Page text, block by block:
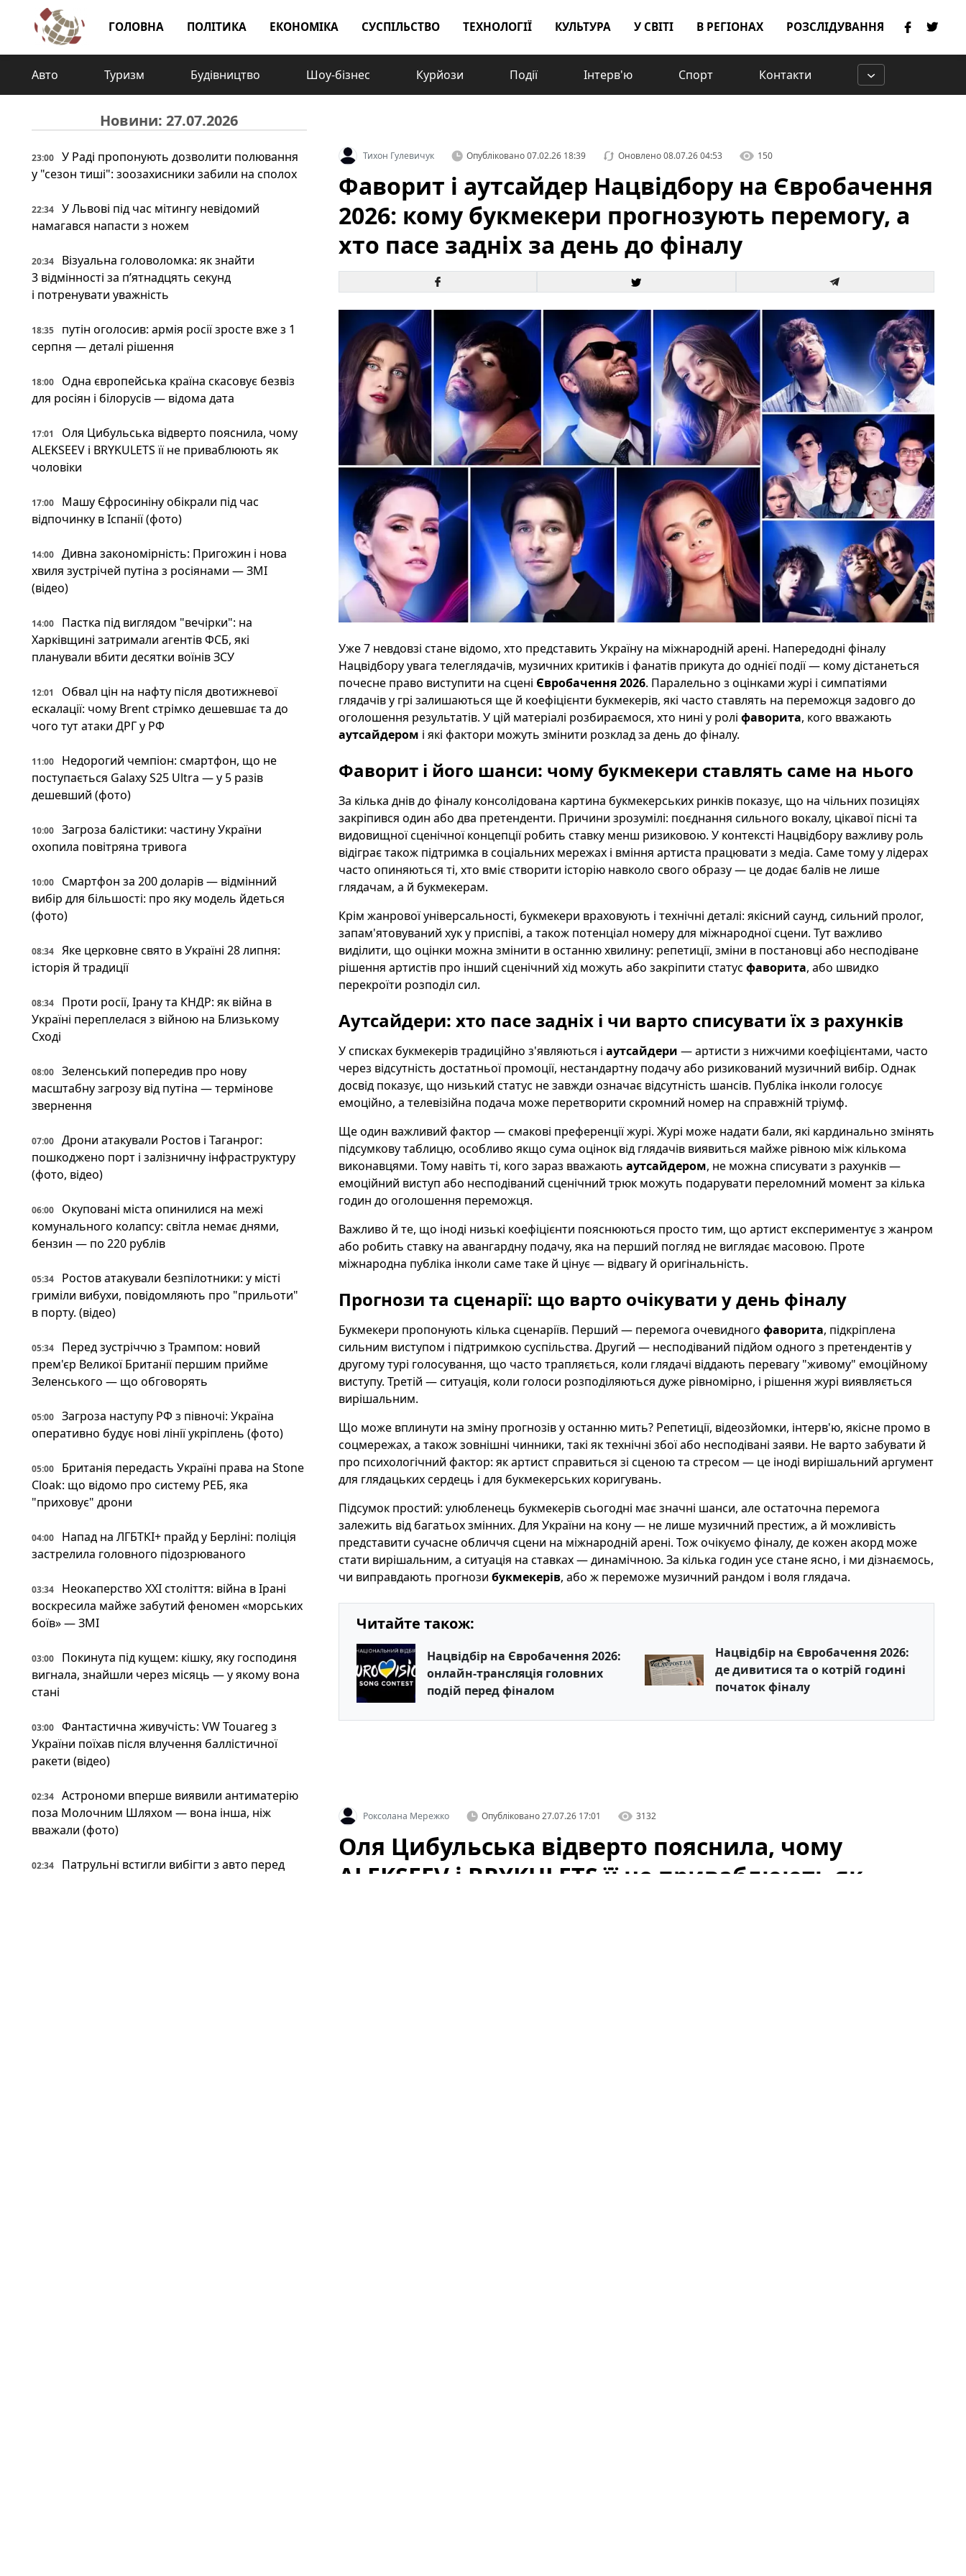
ГОЛОВНА ПОЛІТИКА ЕКОНОМІКА СУСПІЛЬСТВО ТЕХНОЛОГІЇ КУЛЬТУРА У СВІТІ В РЕГІОНАХ РОЗСЛІДУВАННЯ
Авто Туризм Будівництво Шоу-бізнес Курйози Події Інтерв'ю Спорт Контакти
Новини: 27.07.2026
23:00
У Раді пропонують дозволити полювання
у "сезон тиші": зоозахисники забили на сполох
22:34
У Львові під час мітингу невідомий
намагався напасти з ножем
20:34
Візуальна головоломка: як знайти
3 відмінності за п’ятнадцять секунд
і потренувати уважність
18:35
путін оголосив: армія росії зросте вже з 1
серпня — деталі рішення
18:00
Одна європейська країна скасовує безвіз
для росіян і білорусів — відома дата
17:01
Оля Цибульська відверто пояснила, чому
ALEKSEEV і BRYKULETS її не приваблюють як
чоловіки
17:00
Машу Єфросиніну обікрали під час
відпочинку в Іспанії (фото)
14:00
Дивна закономірність: Пригожин і нова
хвиля зустрічей путіна з росіянами — ЗМІ
(відео)
14:00
Пастка під виглядом "вечірки": на
Харківщині затримали агентів ФСБ, які
планували вбити десятки воїнів ЗСУ
12:01
Обвал цін на нафту після двотижневої
ескалації: чому Brent стрімко дешевшає та до
чого тут атаки ДРГ у РФ
11:00
Недорогий чемпіон: смартфон, що не
поступається Galaxy S25 Ultra — у 5 разів
дешевший (фото)
10:00
Загроза балістики: частину України
охопила повітряна тривога
10:00
Смартфон за 200 доларів — відмінний
вибір для більшості: про яку модель йдеться
(фото)
08:34
Яке церковне свято в Україні 28 липня:
історія й традиції
08:34
Проти росії, Ірану та КНДР: як війна в
Україні переплелася з війною на Близькому
Сході
08:00
Зеленський попередив про нову
масштабну загрозу від путіна — термінове
звернення
07:00
Дрони атакували Ростов і Таганрог:
пошкоджено порт і залізничну інфраструктуру
(фото, відео)
06:00
Окуповані міста опинилися на межі
комунального колапсу: світла немає днями,
бензин — по 220 рублів
05:34
Ростов атакували безпілотники: у місті
гриміли вибухи, повідомляють про "прильоти"
в порту. (відео)
05:34
Перед зустріччю з Трампом: новий
прем'єр Великої Британії першим прийме
Зеленського — що обговорять
05:00
Загроза наступу РФ з півночі: Україна
оперативно будує нові лінії укріплень (фото)
05:00
Британія передасть Україні права на Stone
Cloak: що відомо про систему РЕБ, яка
"приховує" дрони
04:00
Напад на ЛГБТКІ+ прайд у Берліні: поліція
застрелила головного підозрюваного
03:34
Неокаперство XXI століття: війна в Ірані
воскресила майже забутий феномен «морських
боїв» — ЗМІ
03:00
Покинута під кущем: кішку, яку господиня
вигнала, знайшли через місяць — у якому вона
стані
03:00
Фантастична живучість: VW Touareg з
України поїхав після влучення баллістичної
ракети (відео)
02:34
Астрономи вперше виявили антиматерію
поза Молочним Шляхом — вона інша, ніж
вважали (фото)
02:34
Патрульні встигли вибігти з авто перед
Тихон Гулевичук Опубліковано07.02.26 18:39 Оновлено08.07.26 04:53 150
Фаворит і аутсайдер Нацвідбору на Євробачення
2026: кому букмекери прогнозують перемогу, а
хто пасе задніх за день до фіналу
Уже 7 невдовзі стане відомо, хто представить Україну на міжнародній арені. Напередодні фіналу
Нацвідбору увага телеглядачів, музичних критиків і фанатів прикута до однієї події — кому дістанеться
почесне право виступити на сцені Євробачення 2026. Паралельно з оцінками журі і симпатіями
глядачів у грі залишаються ще й коефіцієнти букмекерів, які часто ставлять на переможця задовго до
оголошення результатів. У цій матеріалі розбираємося, хто нині у ролі фаворита, кого вважають
аутсайдером і які фактори можуть змінити розклад за день до фіналу.
Фаворит і його шанси: чому букмекери ставлять саме на нього
За кілька днів до фіналу консолідована картина букмекерських ринків показує, що на чільних позиціях
закріпився один або два претенденти. Причини зрозумілі: поєднання сильного вокалу, цікавої пісні та
видовищної сценічної концепції робить ставку менш ризиковою. У контексті Нацвідбору важливу роль
відіграє також підтримка в соціальних мережах і вміння артиста працювати з медіа. Саме тому у лідерах
часто опиняються ті, хто вміє створити історію навколо свого образу — це додає балів не лише
глядачам, а й букмекерам.
Крім жанрової універсальності, букмекери враховують і технічні деталі: якісний саунд, сильний пролог,
запам'ятовуваний хук у приспіві, а також потенціал номеру для міжнародної сцени. Тут важливо
виділити, що оцінки можна змінити в останню хвилину: репетиції, зміни в постановці або несподіване
рішення артистів про інший сценічний хід можуть або закріпити статус фаворита, або швидко
перекроїти розподіл сил.
Аутсайдери: хто пасе задніх і чи варто списувати їх з рахунків
У списках букмекерів традиційно з'являються і аутсайдери — артисти з нижчими коефіцієнтами, часто
через відсутність достатньої промоції, нестандартну подачу або ризикований музичний вибір. Однак
досвід показує, що низький статус не завжди означає відсутність шансів. Публіка інколи голосує
емоційно, а телевізійна подача може перетворити скромний номер на справжній тріумф.
Ще один важливий фактор — смакові преференції журі. Журі може надати бали, які кардинально змінять
підсумкову таблицю, особливо якщо сума оцінок від глядачів виявиться майже рівною між кількома
виконавцями. Тому навіть ті, кого зараз вважають аутсайдером, не можна списувати з рахунків —
емоційний виступ або несподіваний сценічний трюк можуть подарувати переломний момент за кілька
годин до оголошення переможця.
Важливо й те, що іноді низькі коефіцієнти пояснюються просто тим, що артист експериментує з жанром
або робить ставку на авангардну подачу, яка на перший погляд не виглядає масовою. Проте
міжнародна публіка інколи саме таке й цінує — відвагу й оригінальність.
Прогнози та сценарії: що варто очікувати у день фіналу
Букмекери пропонують кілька сценаріїв. Перший — перемога очевидного фаворита, підкріплена
сильним виступом і підтримкою суспільства. Другий — несподіваний підйом одного з претендентів у
другому турі голосування, що часто трапляється, коли глядачі віддають перевагу "живому" емоційному
виступу. Третій — ситуація, коли голоси розподіляються дуже рівномірно, і рішення журі виявляється
вирішальним.
Що може вплинути на зміну прогнозів у останню мить? Репетиції, відеозйомки, інтерв'ю, якісне промо в
соцмережах, а також зовнішні чинники, такі як технічні збої або несподівані заяви. Не варто забувати й
про психологічний фактор: як артист справиться зі сценою та стресом — це іноді вирішальний аргумент
для глядацьких сердець і для букмекерських коригувань.
Підсумок простий: улюбленець букмекерів сьогодні має значні шанси, але остаточна перемога
залежить від багатьох змінних. Для України на кону — не лише музичний престиж, а й можливість
представити сучасне обличчя сцени на міжнародній арені. Тож очікуємо фіналу, де кожен акорд може
стати вирішальним, а ситуація на ставках — динамічною. За кілька годин усе стане ясно, і ми дізнаємось,
чи виправдають прогнози букмекерів, або ж переможе музичний рандом і воля глядача.
Читайте також:
Нацвідбір на Євробачення 2026:
онлайн-трансляція головних
подій перед фіналом
Нацвідбір на Євробачення 2026:
де дивитися та о котрій годині
початок фіналу
Роксолана Мережко Опубліковано27.07.26 17:01 3132
Оля Цибульська відверто пояснила, чому
ALEKSEEV і BRYKULETS її не приваблюють як